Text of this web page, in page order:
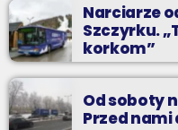
Narciarze
Szczyrku.
korkom”
Od soboty
Przed